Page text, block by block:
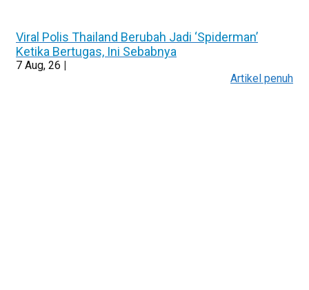
Viral Polis Thailand Berubah Jadi ‘Spiderman’
Ketika Bertugas, Ini Sebabnya
7 Aug, 26 |
Artikel penuh